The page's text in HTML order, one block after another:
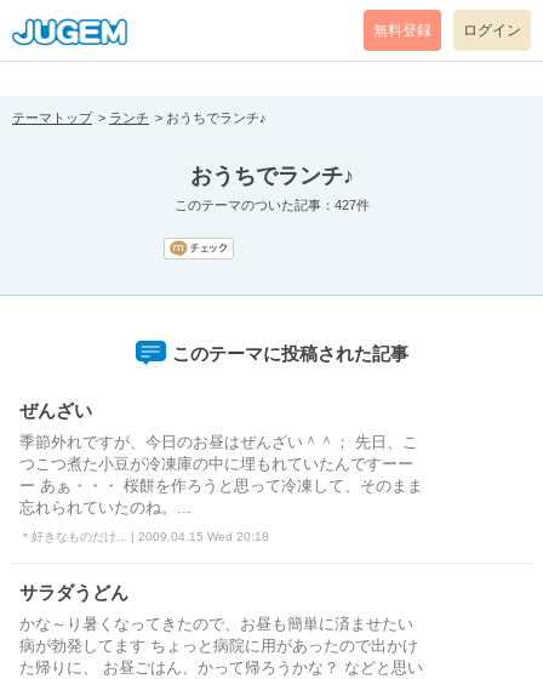
[pear_error: message="Success" code=0 mode=return level=notice
prefix="" info=""]
無料登録 ログイン
テーマトップ ランチ おうちでランチ♪
おうちでランチ♪
このテーマのついた記事：427件
このテーマに投稿された記事
ぜんざい
季節外れですが、今日のお昼はぜんざい＾＾； 先日、こ
つこつ煮た小豆が冷凍庫の中に埋もれていたんですーー
ー あぁ・・・ 桜餅を作ろうと思って冷凍して、そのまま
忘れられていたのね。...
＊好きなものだけ... | 2009.04.15 Wed 20:18
サラダうどん
かな～り暑くなってきたので、お昼も簡単に済ませたい
病が勃発してます ちょっと病院に用があったので出かけ
た帰りに、 お昼ごはん、かって帰ろうかな？ などと思い